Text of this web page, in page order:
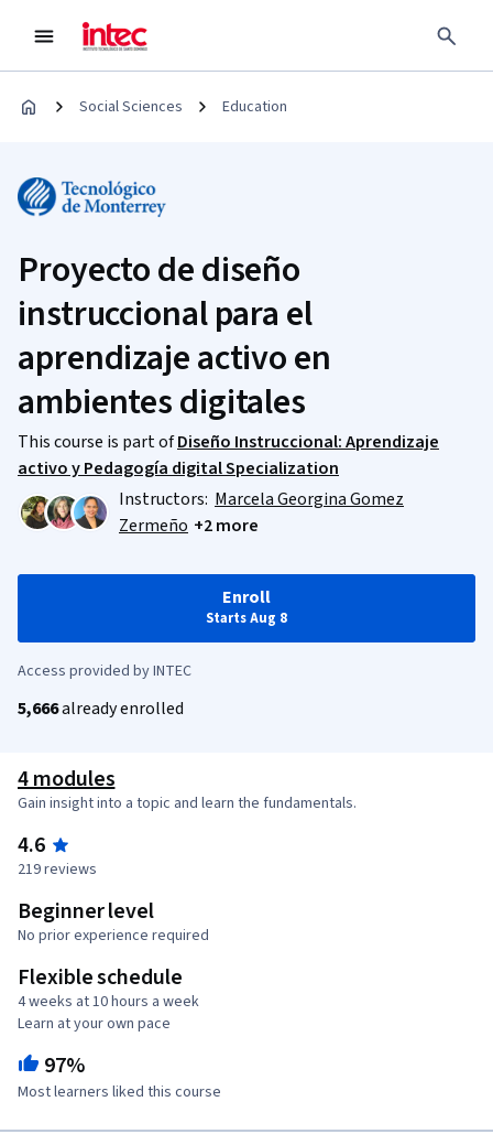
Social Sciences Education
Proyecto de diseño
instruccional para el
aprendizaje activo en
ambientes digitales
This course is part ofDiseño Instruccional: Aprendizaje
activo y Pedagogía digital Specialization
Instructors: Marcela Georgina Gomez
Zermeño +2 more
Enroll
Starts Aug 8
Access provided by INTEC
5,666already enrolled
4 modules
Gain insight into a topic and learn the fundamentals.
4.6
219 reviews
Beginner level
No prior experience required
Flexible schedule
4 weeks at 10 hours a week
Learn at your own pace
97%
Most learners liked this course